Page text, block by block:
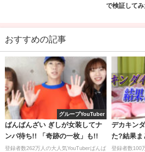
那須川天心の対戦者はこのような景色
で検証してみ
おすすめの記事
グループYouTuber
ばんばんざい ぎしが女装してナ
ンパ待ち!! 「奇跡の一枚」も!!
登録者数262万人の大人気YouTuberばんば
デカキン
た?結果ま
登録者数100